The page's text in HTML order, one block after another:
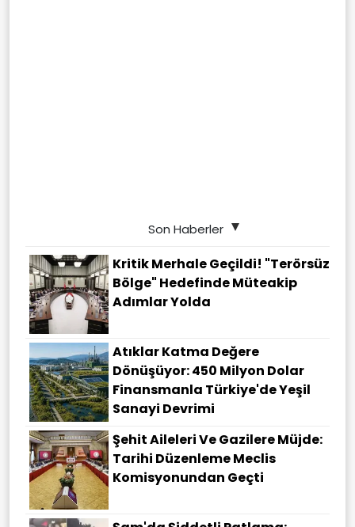
Son Haberler
Kritik Merhale Geçildi! "Terörsüz
Bölge" Hedefinde Müteakip
Adımlar Yolda
Atıklar Katma Değere
Dönüşüyor: 450 Milyon Dolar
Finansmanla Türkiye'de Yeşil
Sanayi Devrimi
Şehit Aileleri Ve Gazilere Müjde:
Tarihi Düzenleme Meclis
Komisyonundan Geçti